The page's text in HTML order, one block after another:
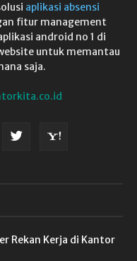
aplikasi absensi
fitur management
android no 1 di
untuk memantau
saja.
Rekan Kerja di Kantor